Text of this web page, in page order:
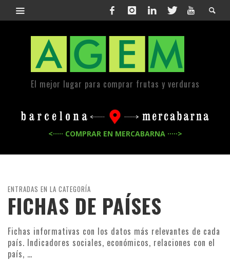
El mejor lugar para comprar frutas y verduras
<····· COMPRAR EN MERCABARNA ·····>
ENTRADAS EN LA CATEGORÍA
FICHAS DE PAÍSES
Fichas informativas con los datos más relevantes de cada
país. Indicadores sociales, económicos, relaciones con el
país, …